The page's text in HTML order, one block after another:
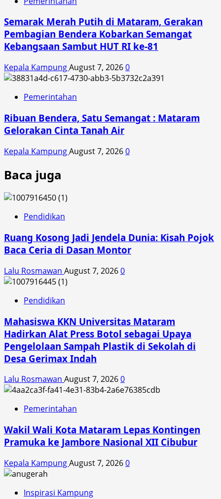
Semarak Merah Putih di Mataram, Gerakan
Pembagian Bendera Kobarkan Semangat
Kebangsaan Sambut HUT RI ke-81
Kepala KampungAugust 7, 20260
Pemerintahan
Ribuan Bendera, Satu Semangat : Mataram
Gelorakan Cinta Tanah Air
Kepala KampungAugust 7, 20260
Baca juga
Pendidikan
Ruang Kosong Jadi Jendela Dunia: Kisah Pojok
Baca Ceria di Dasan Montor
Lalu Rosmawan August 7, 20260
Pendidikan
Mahasiswa KKN Universitas Mataram
Hadirkan Alat Press Botol sebagai Upaya
Pengelolaan Sampah Plastik di Sekolah di
Desa Gerimax Indah
Lalu Rosmawan August 7, 20260
Pemerintahan
Wakil Wali Kota Mataram Lepas Kontingen
Pramuka ke Jambore Nasional XII Cibubur
Kepala KampungAugust 7, 20260
Inspirasi Kampung